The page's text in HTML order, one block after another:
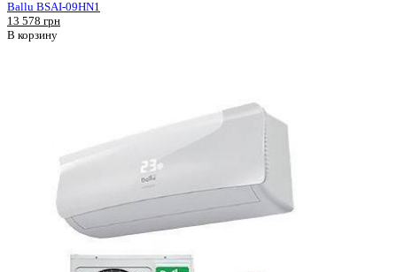
Ballu BSAI-09HN1
13 578 грн
В корзину